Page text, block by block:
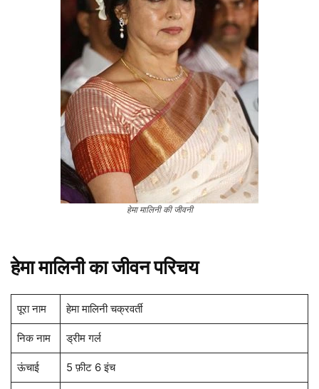
हेमा मालिनी की जीवनी
हेमा मालिनी का जीवन परिचय
पूरा नाम हेमा मालिनी चक्रवर्ती
निक नाम ड्रीम गर्ल
ऊंचाई 5 फ़ीट 6 इंच